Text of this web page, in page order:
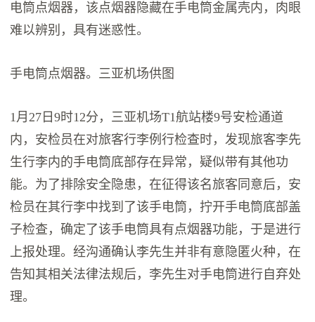
电筒点烟器，该点烟器隐藏在手电筒金属壳内，肉眼
难以辨别，具有迷惑性。
手电筒点烟器。三亚机场供图
1月27日9时12分，三亚机场T1航站楼9号安检通道
内，安检员在对旅客行李例行检查时，发现旅客李先
生行李内的手电筒底部存在异常，疑似带有其他功
能。为了排除安全隐患，在征得该名旅客同意后，安
检员在其行李中找到了该手电筒，拧开手电筒底部盖
子检查，确定了该手电筒具有点烟器功能，于是进行
上报处理。经沟通确认李先生并非有意隐匿火种，在
告知其相关法律法规后，李先生对手电筒进行自弃处
理。